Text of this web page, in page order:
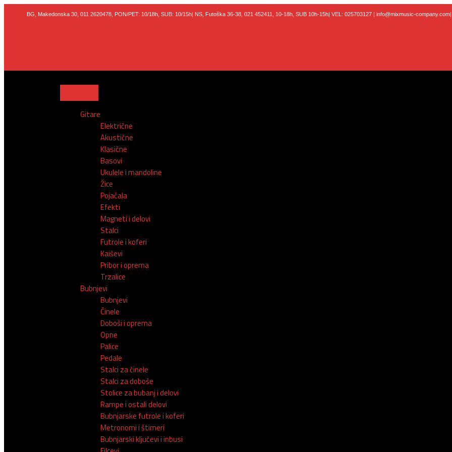
Пређи
BG, Makedonska 30,011 2620478, PON/PET: 10/18h, SUB: 10/15h| NS, Futoška 36-38,021 452411, 10-18h, SUB 10h-15h| VEL:025703127 |info@mixmusic-company.com|
Gitare
Električne
Akustične
Klasične
Basovi
Ukulele i mandoline
Žice
Pojačala
Efekti
Magneti i delovi
Stalci
Futrole i koferi
Kaiševi
Pribor i oprema
Trzalice
Bubnjevi
Bubnjevi
Činele
Doboši i oprema
Opne
Palice
Pedale
Stalci za činele
Stalci za doboše
Stolice za bubanj i delovi
Rampe i ostali delovi
Bubnjarske futrole i koferi
Metronomi i štimeri
Bubnjarski ključevi i inbusi